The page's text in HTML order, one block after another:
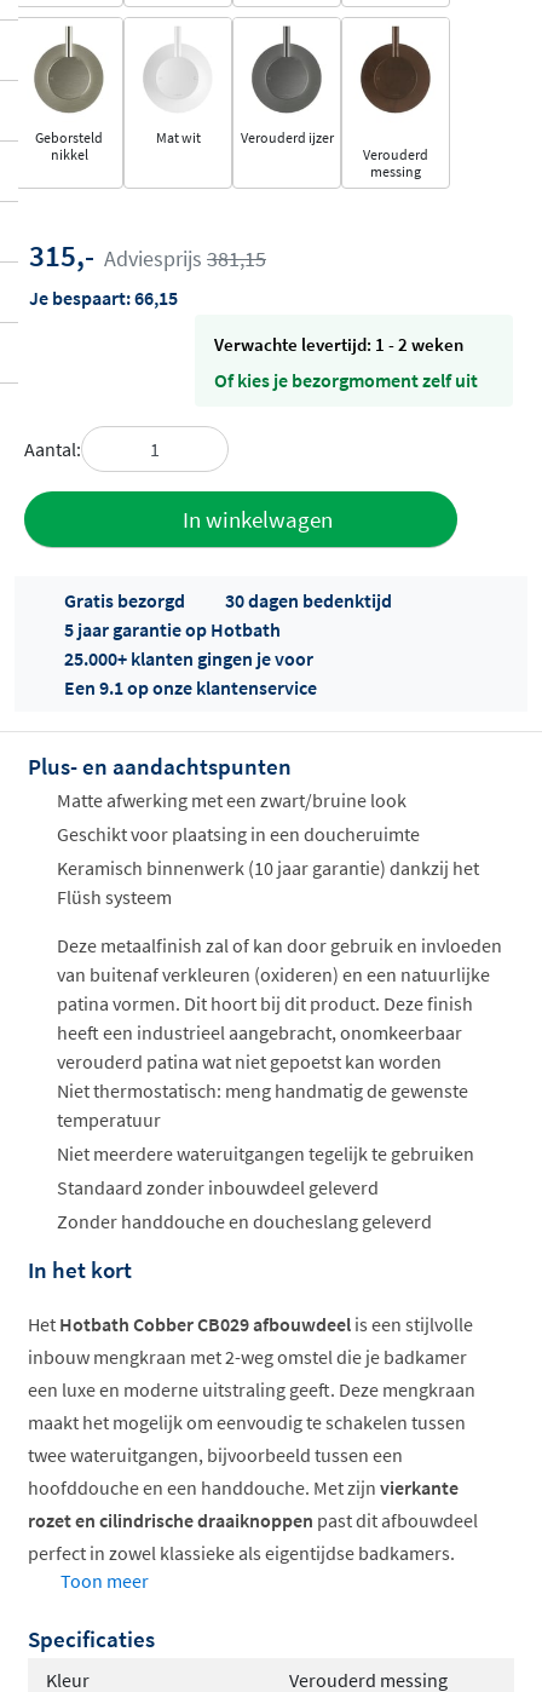
Geborsteld
nikkel
Mat wit
Verouderd ijzer
Verouderd
messing
315,- Adviesprijs 381,15
Je bespaart:66,15
Verwachte levertijd: 1 - 2 weken
Of kies je bezorgmoment zelf uit
Aantal:
In winkelwagen
Offertes
ophalen...
Gratis bezorgd
30 dagen bedenktijd
5 jaar garantie op Hotbath
25.000+ klanten gingen je voor
Een 9.1 op onze klantenservice
Plus- en aandachtspunten
Matte afwerking met een zwart/bruine look
Geschikt voor plaatsing in een doucheruimte
Keramisch binnenwerk (10 jaar garantie) dankzij het
Flüsh systeem
Deze metaalfinish zal of kan door gebruik en invloeden
van buitenaf verkleuren (oxideren) en een natuurlijke
patina vormen. Dit hoort bij dit product. Deze finish
heeft een industrieel aangebracht, onomkeerbaar
verouderd patina wat niet gepoetst kan worden
Niet thermostatisch: meng handmatig de gewenste
temperatuur
Niet meerdere wateruitgangen tegelijk te gebruiken
Standaard zonder inbouwdeel geleverd
Zonder handdouche en doucheslang geleverd
In het kort
Het Hotbath Cobber CB029 afbouwdeel is een stijlvolle
inbouw mengkraan met 2-weg omstel die je badkamer
een luxe en moderne uitstraling geeft. Deze mengkraan
maakt het mogelijk om eenvoudig te schakelen tussen
twee wateruitgangen, bijvoorbeeld tussen een
hoofddouche en een handdouche. Met zijn vierkante
rozet en cilindrische draaiknoppen past dit afbouwdeel
perfect in zowel klassieke als eigentijdse badkamers.
Het product is verkrijgbaar in een breed scala aan
jouw interieur past.
Toon meer
Specificaties
Kleur
Verouderd messing